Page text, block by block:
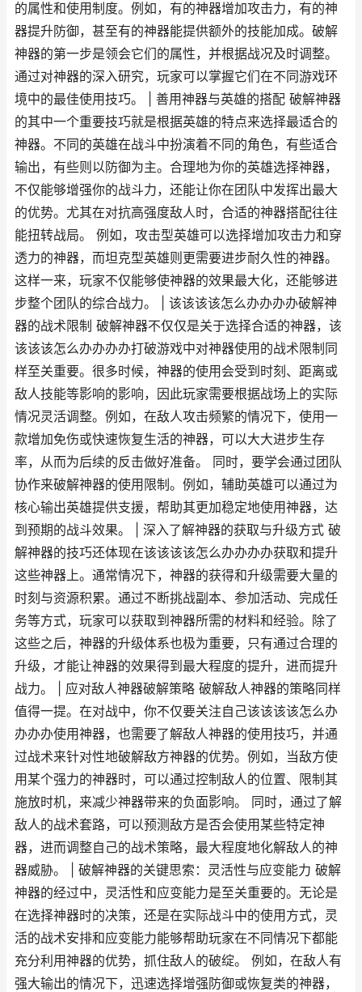
的属性和使用制度。例如，有的神器增加攻击力，有的神
器提升防御，甚至有的神器能提供额外的技能加成。破解
神器的第一步是领会它们的属性，并根据战况及时调整。
通过对神器的深入研究，玩家可以掌握它们在不同游戏环
境中的最佳使用技巧。 | 善用神器与英雄的搭配 破解神器
的其中一个重要技巧就是根据英雄的特点来选择最适合的
神器。不同的英雄在战斗中扮演着不同的角色，有些适合
输出，有些则以防御为主。合理地为你的英雄选择神器，
不仅能够增强你的战斗力，还能让你在团队中发挥出最大
的优势。尤其在对抗高强度敌人时，合适的神器搭配往往
能扭转战局。 例如，攻击型英雄可以选择增加攻击力和穿
透力的神器，而坦克型英雄则更需要进步耐久性的神器。
这样一来，玩家不仅能够使神器的效果最大化，还能够进
步整个团队的综合战力。 | 该该该该怎么办办办办破解神
器的战术限制 破解神器不仅仅是关于选择合适的神器，该
该该该怎么办办办办打破游戏中对神器使用的战术限制同
样至关重要。很多时候，神器的使用会受到时刻、距离或
敌人技能等影响的影响，因此玩家需要根据战场上的实际
情况灵活调整。例如，在敌人攻击频繁的情况下，使用一
款增加免伤或快速恢复生活的神器，可以大大进步生存
率，从而为后续的反击做好准备。 同时，要学会通过团队
协作来破解神器的使用限制。例如，辅助英雄可以通过为
核心输出英雄提供支援，帮助其更加稳定地使用神器，达
到预期的战斗效果。 | 深入了解神器的获取与升级方式 破
解神器的技巧还体现在该该该该怎么办办办办获取和提升
这些神器上。通常情况下，神器的获得和升级需要大量的
时刻与资源积累。通过不断挑战副本、参加活动、完成任
务等方式，玩家可以获取到神器所需的材料和经验。除了
这些之后，神器的升级体系也极为重要，只有通过合理的
升级，才能让神器的效果得到最大程度的提升，进而提升
战力。 | 应对敌人神器破解策略 破解敌人神器的策略同样
值得一提。在对战中，你不仅要关注自己该该该该怎么办
办办办使用神器，也需要了解敌人神器的使用技巧，并通
过战术来针对性地破解敌方神器的优势。例如，当敌方使
用某个强力的神器时，可以通过控制敌人的位置、限制其
施放时机，来减少神器带来的负面影响。 同时，通过了解
敌人的战术套路，可以预测敌方是否会使用某些特定神
器，进而调整自己的战术策略，最大程度地化解敌人的神
器威胁。 | 破解神器的关键思索：灵活性与应变能力 破解
神器的经过中，灵活性和应变能力是至关重要的。无论是
在选择神器时的决策，还是在实际战斗中的使用方式，灵
活的战术安排和应变能力能够帮助玩家在不同情况下都能
充分利用神器的优势，抓住敌人的破绽。 例如，在敌人有
强大输出的情况下，迅速选择增强防御或恢复类的神器，